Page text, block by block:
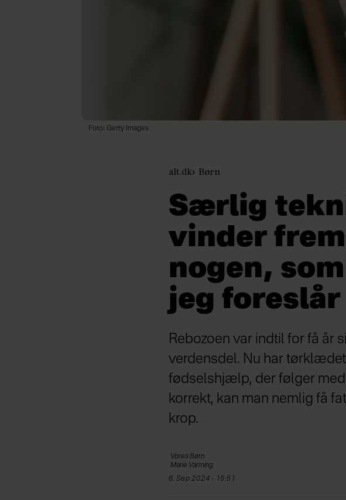
Foto: Getty Images
alt.dk Børn
Særlig
vinder
nogen,
jeg foreslår
Rebozoen var indtil for få år
verdensdel. Nu har
fødselshjælp, der følger med
korrekt, kan man nemlig få
krop.
VoresBørn
Marie Varming
6. Sep 2024 - 15:51